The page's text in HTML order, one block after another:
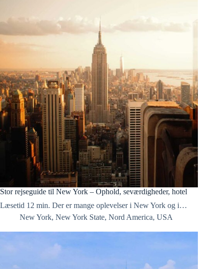
Stor rejseguide til New York – Ophold, seværdigheder, hotel
Læsetid 12 min. Der er mange oplevelser i New York og i…
New York, New York State, Nord America, USA